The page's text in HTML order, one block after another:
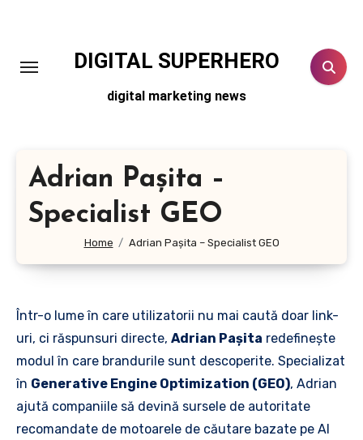
DIGITAL SUPERHERO
digital marketing news
Adrian Pașita –
Specialist GEO
Home Adrian Pașita – Specialist GEO
Într-o lume în care utilizatorii nu mai caută doar link-
uri, ci răspunsuri directe, Adrian Pașita redefinește
modul în care brandurile sunt descoperite. Specializat
în Generative Engine Optimization (GEO), Adrian
ajută companiile să devină sursele de autoritate
recomandate de motoarele de căutare bazate pe AI